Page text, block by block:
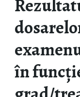
în